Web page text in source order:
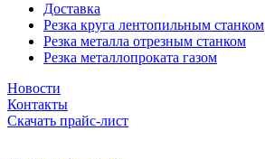
Доставка
Резка круга лентопильным станком
Резка металла отрезным станком
Резка металлопроката газом
Новости
Контакты
Скачать прайс-лист